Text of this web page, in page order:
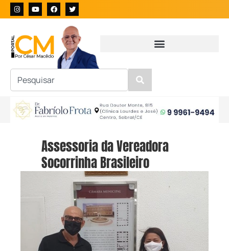
Assessoria da Vereadora
Socorrinha Brasileiro